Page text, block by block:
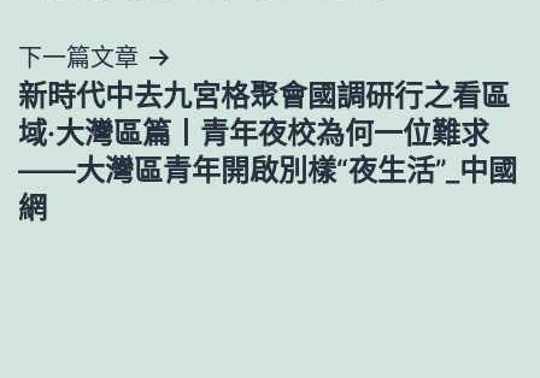
覽
下一篇文章
新時代中去九宮格聚會國調研行之看區
域·大灣區篇丨青年夜校為何一位難求
——大灣區青年開啟別樣“夜生活”_中國
網